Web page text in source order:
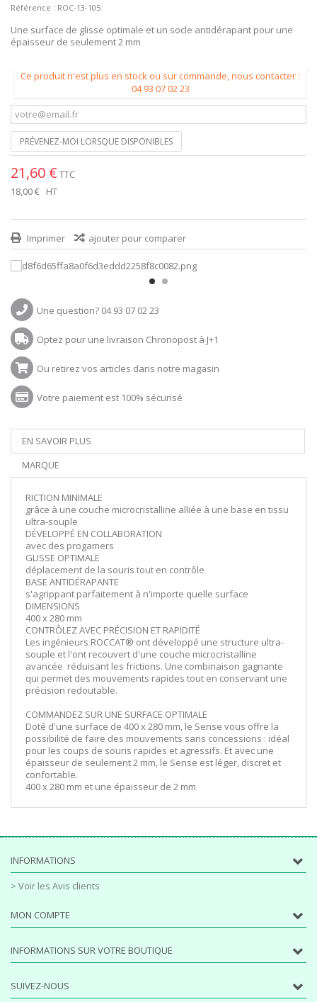
Référence : ROC-13-105
Une surface de glisse optimale et un socle antidérapant pour une
épaisseur de seulement 2 mm
Ce produit n'est plus en stock ou sur commande, nous contacter :
04 93 07 02 23
PRÉVENEZ-MOI LORSQUE DISPONIBLES
21,60 € TTC
18,00 € HT
Imprimer ajouter pour comparer
Une question? 04 93 07 02 23
Optez pour une livraison Chronopost à J+1
Ou retirez vos articles dans notre magasin
Votre paiement est 100% sécurisé
EN SAVOIR PLUS
MARQUE
RICTION MINIMALE
grâce à une couche microcristalline alliée à une base en tissu
ultra-souple
DÉVELOPPÉ EN COLLABORATION
avec des progamers
GLISSE OPTIMALE
déplacement de la souris tout en contrôle
BASE ANTIDÉRAPANTE
s'agrippant parfaitement à n'importe quelle surface
DIMENSIONS
400 x 280 mm
CONTRÔLEZ AVEC PRÉCISION ET RAPIDITÉ
Les ingénieurs ROCCAT® ont développé une structure ultra-
souple et l'ont recouvert d'une couche microcristalline
avancée réduisant les frictions. Une combinaison gagnante
qui permet des mouvements rapides tout en conservant une
précision redoutable.
COMMANDEZ SUR UNE SURFACE OPTIMALE
Doté d'une surface de 400 x 280 mm, le Sense vous offre la
possibilité de faire des mouvements sans concessions : idéal
pour les coups de souris rapides et agressifs. Et avec une
épaisseur de seulement 2 mm, le Sense est léger, discret et
confortable.
400 x 280 mm et une épaisseur de 2 mm
INFORMATIONS
> Voir les Avis clients
MON COMPTE
INFORMATIONS SUR VOTRE BOUTIQUE
SUIVEZ-NOUS